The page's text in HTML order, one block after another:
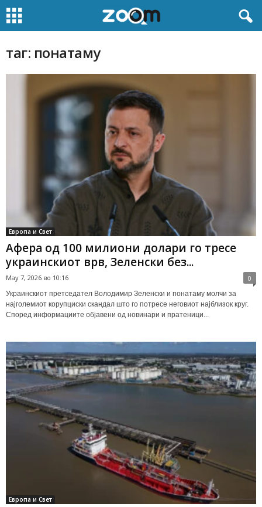
таг: понатаму
Европа и Свет
Афера од 100 милиони долари го тресе
украинскиот врв, Зеленски без...
May 7, 2026 во 10:16 0
Украинскиот претседател Володимир Зеленски и понатаму молчи за
најголемиот корупциски скандал што го потресе неговиот најблизок круг.
Според информациите објавени од новинари и пратеници...
Европа и Свет